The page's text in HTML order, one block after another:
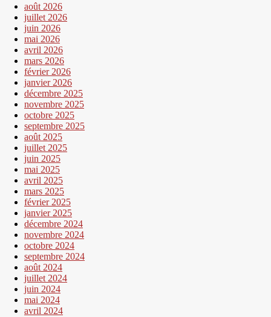
août 2026
juillet 2026
juin 2026
mai 2026
avril 2026
mars 2026
février 2026
janvier 2026
décembre 2025
novembre 2025
octobre 2025
septembre 2025
août 2025
juillet 2025
juin 2025
mai 2025
avril 2025
mars 2025
février 2025
janvier 2025
décembre 2024
novembre 2024
octobre 2024
septembre 2024
août 2024
juillet 2024
juin 2024
mai 2024
avril 2024